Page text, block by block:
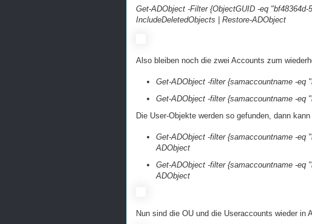
Get-ADObject -Filter {ObjectGUID -eq "bf48364d-
IncludeDeletedObjects | Restore-ADObject
Also bleiben noch die zwei Accounts zum
Get-ADObject -filter {samaccountname -eq
Get-ADObject -filter {samaccountname -eq
Die User-Objekte werden so gefunden, dann
Get-ADObject -filter {samaccountname -eq
ADObject
Get-ADObject -filter {samaccountname -eq
ADObject
Nun sind die OU und die Useraccounts wieder in